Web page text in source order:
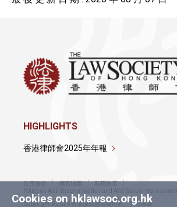
Cookies on hklawsoc.org.hk
HIGHLIGHTS
香港律師會2025年年報
使用條款 網頁地圖
私隱政策
Policy on Anti-Discrimination and Anti-Sexual Harassment
Copyright © 2026 香港律師會版權所有，不得轉載